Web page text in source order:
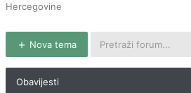
Hercegovine
Nova tema
Obavijesti